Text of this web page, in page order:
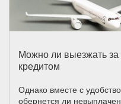
Можно ли выезжать
кредитом
Однако вместе с
обернется ли